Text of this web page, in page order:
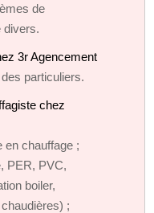
de
divers.
3r Agencement
particuliers.
chez
en chauffage ;
PER, PVC,
boiler,
;